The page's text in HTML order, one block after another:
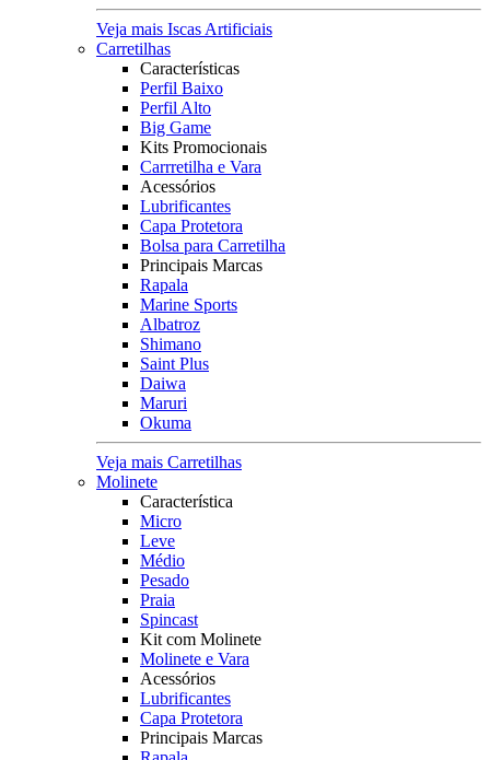
Veja mais Iscas Artificiais
Carretilhas
Características
Perfil Baixo
Perfil Alto
Big Game
Kits Promocionais
Carrretilha e Vara
Acessórios
Lubrificantes
Capa Protetora
Bolsa para Carretilha
Principais Marcas
Rapala
Marine Sports
Albatroz
Shimano
Saint Plus
Daiwa
Maruri
Okuma
Veja mais Carretilhas
Molinete
Característica
Micro
Leve
Médio
Pesado
Praia
Spincast
Kit com Molinete
Molinete e Vara
Acessórios
Lubrificantes
Capa Protetora
Principais Marcas